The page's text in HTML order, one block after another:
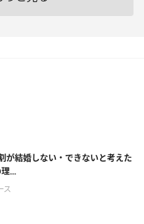
が結婚しない・できないと考えた
...
ス